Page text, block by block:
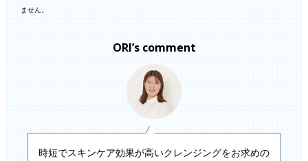
ません。
ORI’s comment
時短でスキンケア効果が高いクレンジングをお求めの